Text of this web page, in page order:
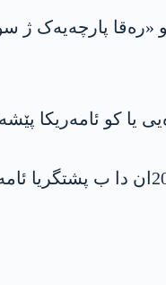
پارچەیەک ژ
یا کو